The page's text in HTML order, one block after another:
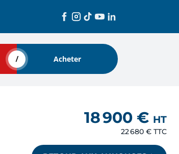
Acheter
18 900 € HT
22 680 € TTC